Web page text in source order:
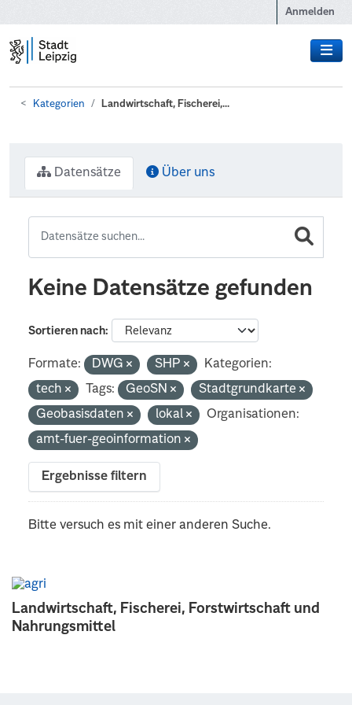
Anmelden
Kategorien Landwirtschaft, Fischerei,...
Landwirtschaft, Fischerei, Forstwirtschaft und
Nahrungsmittel
Datensätze Über uns
Keine Datensätze gefunden
Sortieren nach
Formate: DWG SHP
Kategorien:
tech
Tags: GeoSN
Stadtgrundkarte
Geobasisdaten
lokal
Organisationen:
amt-fuer-geoinformation
Ergebnisse filtern
Bitte versuch es mit einer anderen Suche.